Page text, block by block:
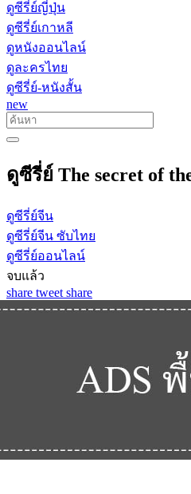
ดูซีรี่ย์ญี่ปุ่น
ดูซีรี่ย์เกาหลี
ดูหนังออนไลน์
ดูละครไทย
ดูซีรี่ย์-หนังสั้น
new
ดูซีรี่ย์ The secret of
ดูซีรี่ย์จีน
ดูซีรี่ย์จีน ซับไทย
ดูซีรี่ย์ออนไลน์
จบแล้ว
share tweet share